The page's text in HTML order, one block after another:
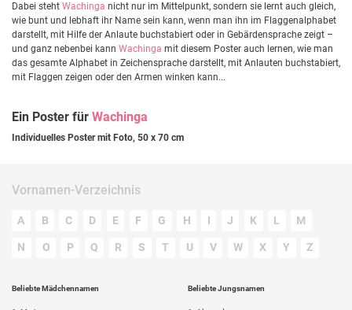
Dabei steht Wachinga nicht nur im Mittelpunkt, sondern sie lernt auch gleich,
wie bunt und lebhaft ihr Name sein kann, wenn man ihn im Flaggenalphabet
darstellt, mit Hilfe der Anlaute buchstabiert oder in Gebärdensprache zeigt –
und ganz nebenbei kann Wachinga mit diesem Poster auch lernen, wie man
das gesamte Alphabet in Zeichensprache darstellt, mit Anlauten buchstabiert,
mit Flaggen zeigen oder den Armen winken kann...
Ein Poster für Wachinga
Individuelles Poster mit Foto, 50 x 70 cm
Vornamen-Verzeichnis
A B C D E F G H I J K L M
N O P Q R S T U V W X Y Z
Beliebte Mädchennamen Beliebte Jungsnamen